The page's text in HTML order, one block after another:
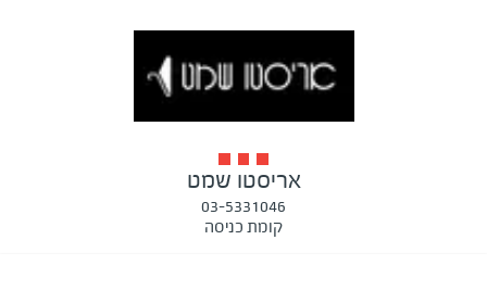
אריסטו שמט
03-5331046
קומת כניסה